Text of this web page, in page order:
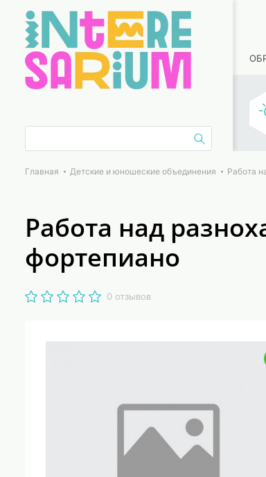
Главная Детские и юношеские объединения Работа
Работа над
фортепиано
0 отзывов